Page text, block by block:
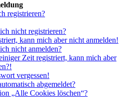
registrieren?
nicht registrieren?
kann mich aber nicht anmelden!
nicht anmelden?
Zeit registriert, kann mich aber
vergessen!
abgemeldet?
„Alle Cookies löschen“?